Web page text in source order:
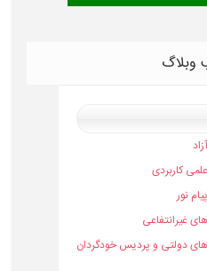
وبلاگ
کاربردی
نور
غیرانتفاعی
دولتی و پردیس خودگردان